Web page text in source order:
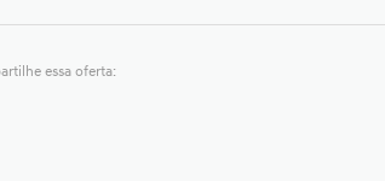
essa oferta: